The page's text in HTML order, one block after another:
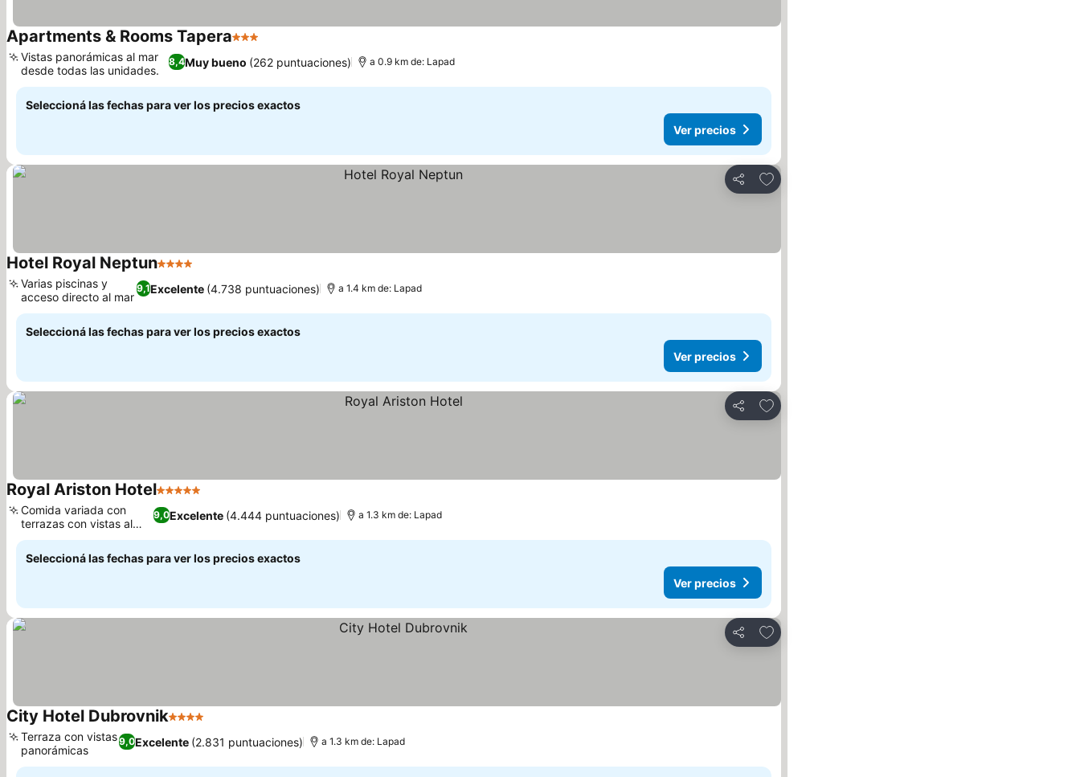
Apartments & Rooms Tapera3 Estrellas
8,4Muy bueno (262 puntuaciones)
Vistas panorámicas al mar
desde todas las unidades.
a 0.9 km de: Lapad
Seleccioná las fechas para ver los precios exactos
Ver precios
Compartir
Añadir a favoritos
Hotel Royal Neptun4 Estrellas
9,1Excelente (4.738 puntuaciones)
Varias piscinas y
acceso directo al mar
a 1.4 km de: Lapad
Seleccioná las fechas para ver los precios exactos
Ver precios
Compartir
Añadir a favoritos
Royal Ariston Hotel5 Estrellas
9,0Excelente (4.444 puntuaciones)
Comida variada con
terrazas con vistas al
mar
a 1.3 km de: Lapad
Seleccioná las fechas para ver los precios exactos
Ver precios
Compartir
Añadir a favoritos
City Hotel Dubrovnik4 Estrellas
9,0Excelente (2.831 puntuaciones)
Terraza con vistas
panorámicas
a 1.3 km de: Lapad